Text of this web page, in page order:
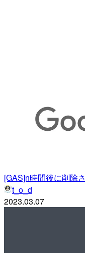
[GAS]n時間後に削除
t_o_d
2023.03.07